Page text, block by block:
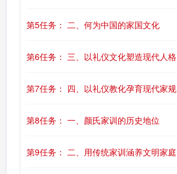
第5任务： 二、何为中国的家国文化
第6任务： 三、以礼仪文化塑造现代人格
第7任务： 四、以礼仪教化孕育现代家规
第8任务： 一、颜氏家训的历史地位
第9任务： 二、用传统家训涵养文明家庭